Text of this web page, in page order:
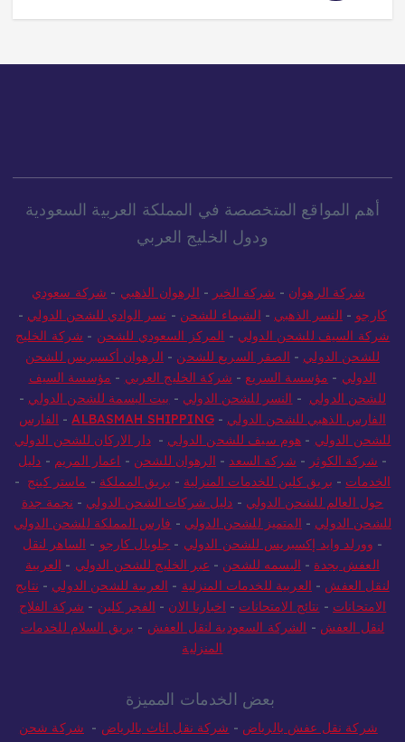
أهم المواقع المتخصصة في المملكة العربية السعودية
ودول الخليج العربي
شركة الرهوان - شركة الخير - الرهوان الذهبي - شركة سعودي
كارجو - النسر الذهبي - الشيماء للشحن - نسر الوادي للشحن الدولي -
شركة السيف للشحن الدولي - المركز السعودي للشحن - شركة الخليج
للشحن الدولي - الصقر السريع للشحن - الرهوان أكسبريس للشحن
الدولي - مؤسسة السريع - شركة الخليج العربي - مؤسسة السيف
للشحن الدولي - النسر للشحن الدولي - بيت البسمة للشحن الدولي -
الفارس الذهبي للشحن الدولي -
ALBASMAH SHIPPING
- الفارس
للشحن الدولي - هوم سيف للشحن الدولي -دار الاركان للشحن الدولي
- شركة الكوثر - شركة السعد - الرهوان للشحن - اعمار المريم - دليل
الخدمات - بريق كلين للخدمات المنزلية - بريق المملكة - ماستر كينج -
حول العالم للشحن الدولي - دليل شركات الشحن الدولي - نجمة جدة
للشحن الدولي - المتميز للشحن الدولي - فارس المملكة للشحن الدولي
- وورلد وايد إكسبريس للشحن الدولي - جلوبال كارجو - الساهر لنقل
العفش بجدة - البسمه للشحن - عبر الخليج للشحن الدولي - العربية
لنقل العفش - العربية للخدمات المنزلية - العربية للشحن الدولي - نتايج
الامتحانات - نتائج الامتحانات - اخبارنا الان - الفجر كلين - شركة الفلاح
لنقل العفش - الشركة السعودية لنقل العفش - بريق السلام للخدمات
المنزلية
بعض الخدمات المميزة
شركة نقل عفش بالرياض - شركة نقل اثاث بالرياض - شركة شحن